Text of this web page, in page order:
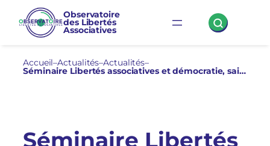
contenu
Observatoire
des Libertés
Associatives
Accueil–Actualités–Actualités–
Séminaire Libertés associatives et démocratie, saison 2024/2025
Séminaire Libertés